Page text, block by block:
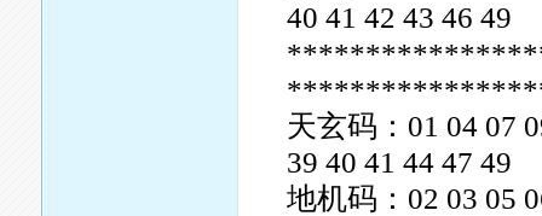
40 41 42 43 46 49
天玄码：01 04 07
39 40 41 44 47 49
地机码：02 03 05